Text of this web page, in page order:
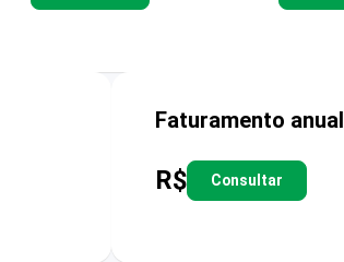
Faturamento anual
R$ Consultar